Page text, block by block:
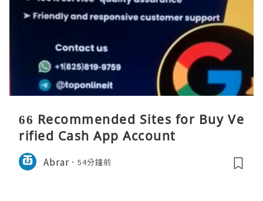
66 Recommended Sites for Buy Ve
rified Cash App Account
Abrar 54分鐘前